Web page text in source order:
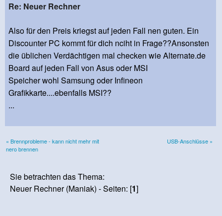
Re: Neuer Rechner
Also für den Preis kriegst auf jeden Fall nen guten. Ein
Discounter PC kommt für dich nciht in Frage??Ansonsten
die üblichen Verdächtigen mal checken wie Alternate.de
Board auf jeden Fall von Asus oder MSI
Speicher wohl Samsung oder Infineon
Grafikkarte....ebenfalls MSI??
...
« Brennprobleme - kann nicht mehr mit
nero brennen
USB-Anschlüsse »
Sie betrachten das Thema:
Neuer Rechner (Maniak) - Seiten: [1]